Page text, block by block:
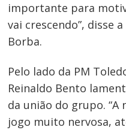
importante para
vai crescendo”, disse
Borba.
Pelo lado da PM
Reinaldo Bento
da união do grupo. “A
jogo muito nervosa,